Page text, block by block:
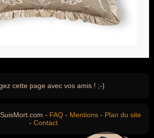
cette page avec vos amis ! ;-)
- FAQ - Mentions - Plan du site
- Contact